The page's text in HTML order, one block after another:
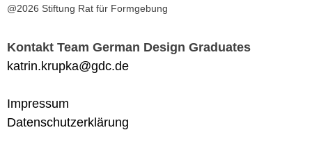
@2026 Stiftung Rat für Formgebung
Kontakt Team German Design Graduates
katrin.krupka@gdc.de
Impressum
Datenschutzerklärung